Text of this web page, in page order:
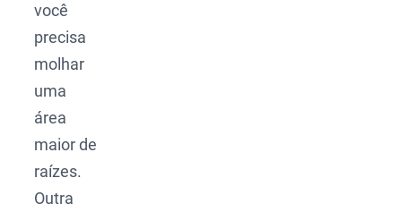
você
precisa
molhar
uma
área
maior de
raízes.
Outra